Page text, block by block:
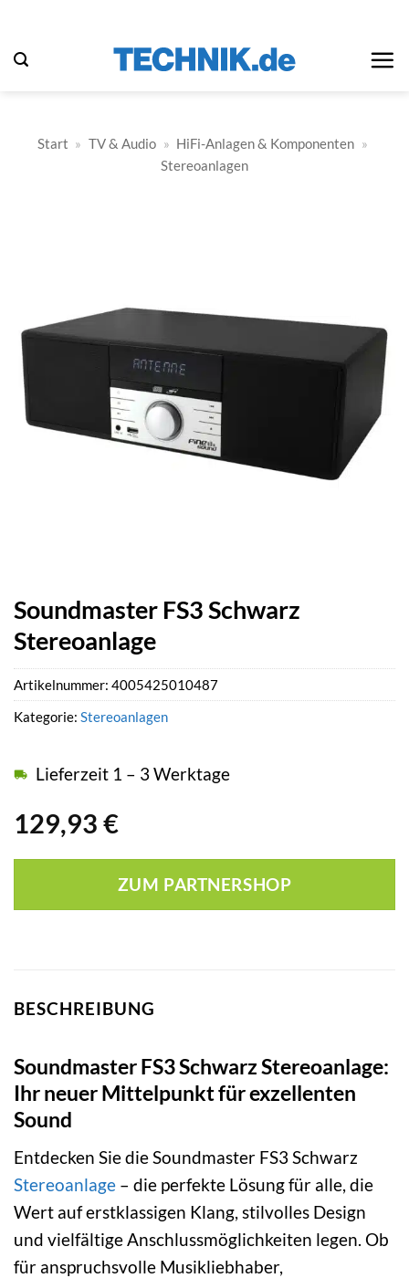
springen
Start » TV & Audio » HiFi-Anlagen & Komponenten »
Stereoanlagen
Soundmaster FS3 Schwarz
Stereoanlage
129,93 €
Lieferzeit 1 – 3 Werktage
ZUM PARTNERSHOP
Artikelnummer: 4005425010487
Kategorie: Stereoanlagen
BESCHREIBUNG
Soundmaster FS3 Schwarz Stereoanlage:
Ihr neuer Mittelpunkt für exzellenten
Sound
Entdecken Sie die Soundmaster FS3 Schwarz
Stereoanlage – die perfekte Lösung für alle, die
Wert auf erstklassigen Klang, stilvolles Design
und vielfältige Anschlussmöglichkeiten legen. Ob
für anspruchsvolle Musikliebhaber,